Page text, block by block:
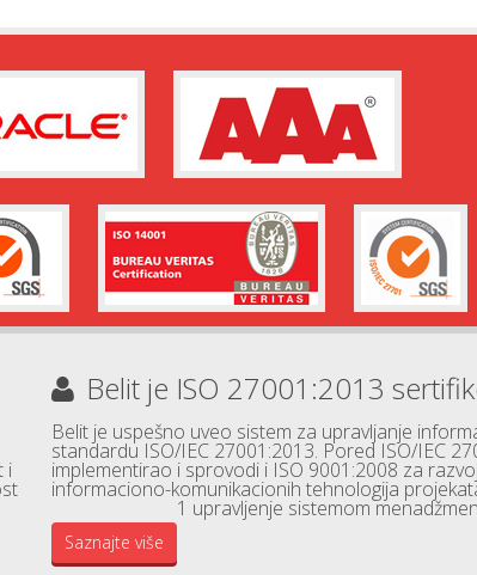
i
Belit je ISO 27001:2013
Belit je uspešno uveo sistem za upravljanje
standardu ISO/IEC 27001:2013. Pored ISO/IEC
implementirao i sprovodi i ISO 9001:2008 za
informaciono-komunikacionih tehnologija
1 upravljenje sistemom
Saznajte više